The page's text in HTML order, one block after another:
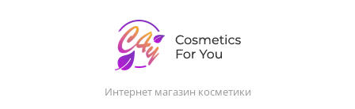
Интернет магазин косметики